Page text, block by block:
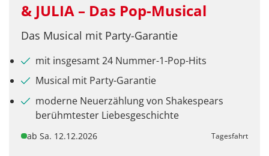
& JULIA – Das Pop-Musical
Das Musical mit Party-Garantie
mit insgesamt 24 Nummer-1-Pop-Hits
Musical mit Party-Garantie
moderne Neuerzählung von Shakespears
berühmtester Liebesgeschichte
ab Sa. 12.12.2026 Tagesfahrt